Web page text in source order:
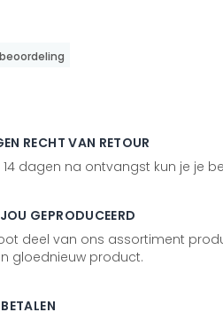
RECHT VAN RETOUR
14 dagen na ontvangst kun je je
GEPRODUCEERD
deel van ons assortiment
gloednieuw product.